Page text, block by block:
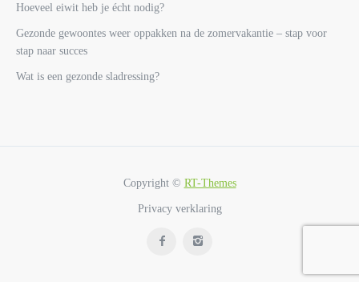
Hoeveel eiwit heb je écht nodig?
Gezonde gewoontes weer oppakken na de zomervakantie – stap voor
stap naar succes
Wat is een gezonde sladressing?
Copyright © RT-Themes
Privacy verklaring